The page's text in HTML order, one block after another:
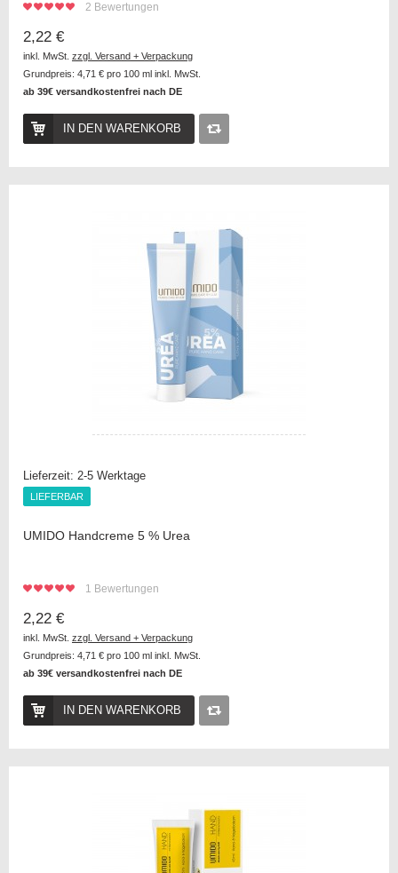
2 Bewertungen
2,22 €
inkl. MwSt. zzgl. Versand + Verpackung
Grundpreis: 4,71 € pro 100 ml inkl. MwSt.
ab 39€ versandkostenfrei nach DE
IN DEN WARENKORB
Lieferzeit: 2-5 Werktage
UMIDO Handcreme 5 % Urea
1 Bewertungen
LIEFERBAR
2,22 €
inkl. MwSt. zzgl. Versand + Verpackung
Grundpreis: 4,71 € pro 100 ml inkl. MwSt.
ab 39€ versandkostenfrei nach DE
LIEFERBAR
IN DEN WARENKORB